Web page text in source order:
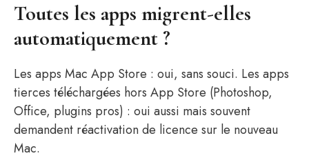
Toutes les apps migrent-elles
automatiquement ?
Les apps Mac App Store : oui, sans souci. Les apps
tierces téléchargées hors App Store (Photoshop,
Office, plugins pros) : oui aussi mais souvent
demandent réactivation de licence sur le nouveau
Mac.